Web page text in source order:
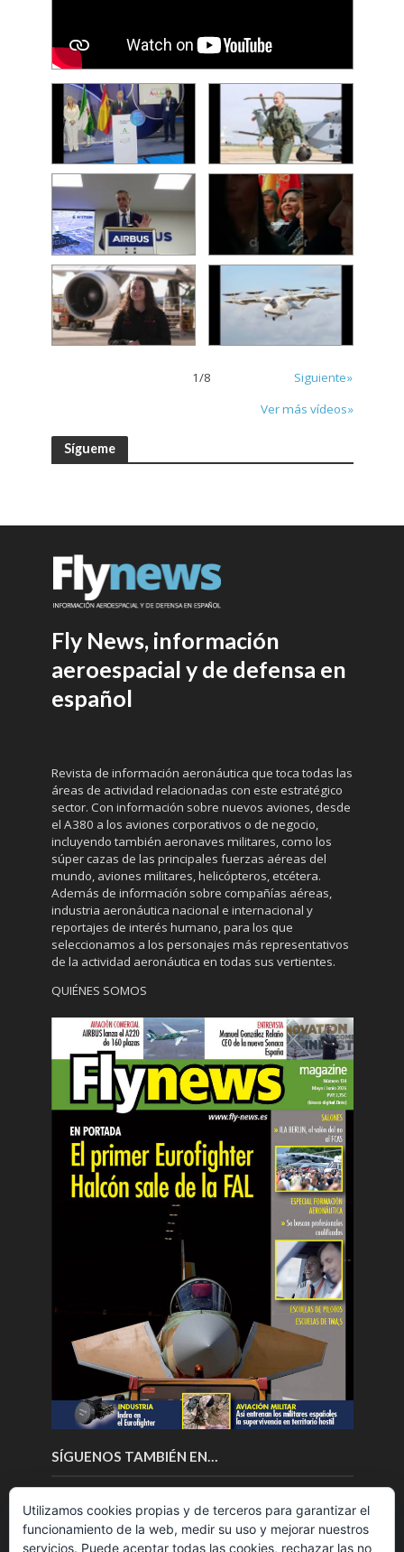
1/8
Siguiente»
Ver más vídeos»
Sígueme
Fly News, información
aeroespacial y de defensa en
español
Revista de información aeronáutica que toca todas las
áreas de actividad relacionadas con este estratégico
sector. Con información sobre nuevos aviones, desde
el A380 a los aviones corporativos o de negocio,
incluyendo también aeronaves militares, como los
súper cazas de las principales fuerzas aéreas del
mundo, aviones militares, helicópteros, etcétera.
Además de información sobre compañías aéreas,
industria aeronáutica nacional e internacional y
reportajes de interés humano, para los que
seleccionamos a los personajes más representativos
de la actividad aeronáutica en todas sus vertientes.
QUIÉNES SOMOS
SÍGUENOS TAMBIÉN EN…
Utilizamos cookies propias y de terceros para garantizar el
funcionamiento de la web, medir su uso y mejorar nuestros
servicios. Puede aceptar todas las cookies, rechazar las no